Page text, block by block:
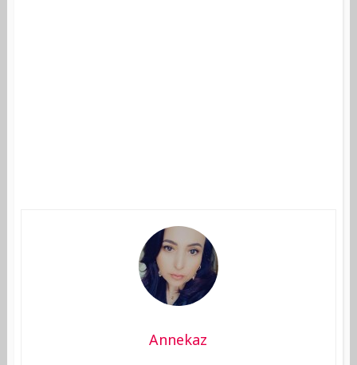
Annekaz